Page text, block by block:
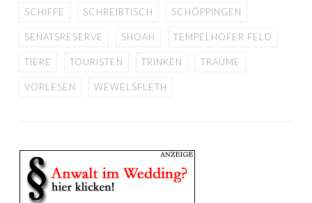
SCHIFFE SCHREIBTISCH SCHÖPPINGEN
SENATSRESERVE SHOAH TEMPELHOFER FELD
TIERE TOURISTEN TRINKEN TRÄUME
VORLESEN WEWELSFLETH